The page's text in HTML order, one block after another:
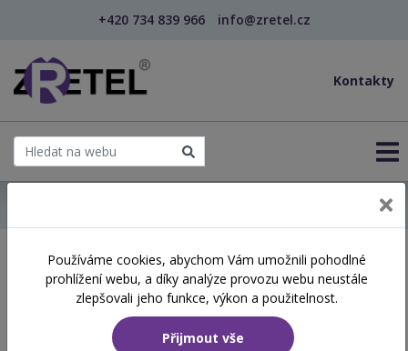
+420 734 839 966 info@zretel.cz
Kontakty
Školení začínající 11. 05.
2026
Používáme cookies, abychom Vám umožnili pohodlné
prohlížení webu, a díky analýze provozu webu neustále
zlepšovali jeho funkce, výkon a použitelnost.
Přijmout vše